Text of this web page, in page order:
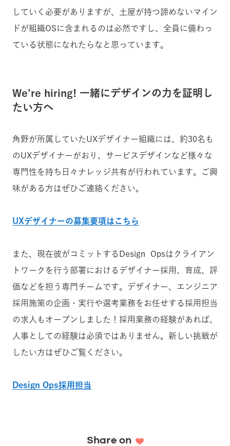
していく必要がありますが、土屋が持つ諦めないマイン
ドが組織OSに含まれるのは必然ですし、全員に備わっ
ている状態になれたらなと思っています。
We’re hiring! 一緒にデザインの力を証明し
たい方へ
角野が所属していたUXデザイナー組織には、約30名も
のUXデザイナーがおり、サービスデザインなど様々な
専門性を持ち日々ナレッジ共有が行われています。ご興
味がある方はぜひご連絡ください。
UXデザイナーの募集要項はこちら
また、現在彼がコミットするDesign Opsはクライアン
トワークを行う部署におけるデザイナー採用、育成、評
価などを担う専門チームです。デザイナー、エンジニア
採用施策の企画・実行や選考業務をお任せする採用担当
の求人もオープンしました！採用業務の経験があれば、
人事としての経験は必須ではありません。新しい挑戦が
したい方はぜひご覧ください。
Design Ops採用担当
Share on